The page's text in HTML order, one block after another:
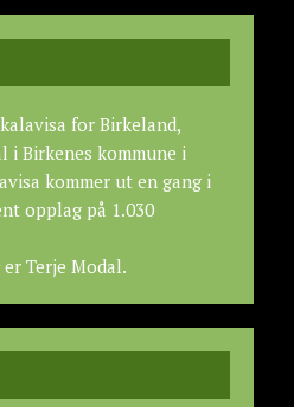
for Birkeland,
i Birkenes kommune i
kommer ut en gang i
opplag på 1.030
er Terje Modal.